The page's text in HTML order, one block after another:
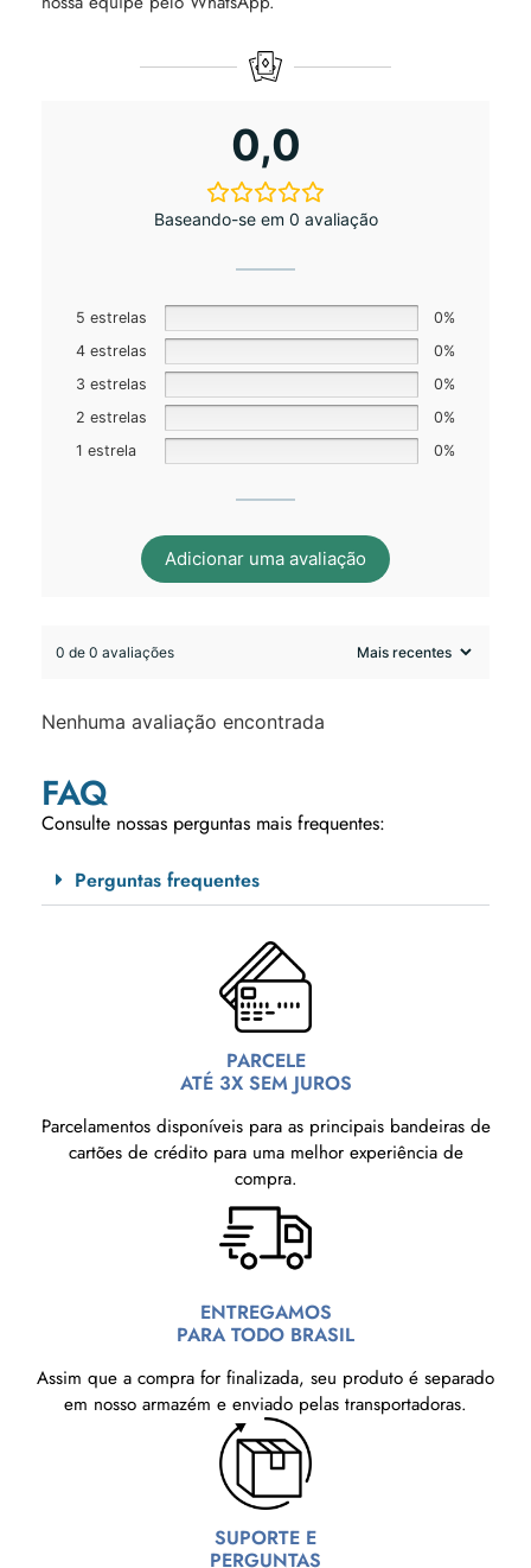
0,0
Baseando-se em 0 avaliação
5 estrelas
0%
4 estrelas
0%
3 estrelas
0%
2 estrelas
0%
1 estrela
0%
Adicionar uma avaliação
0 de 0 avaliações
Nenhuma avaliação encontrada
FAQ
Consulte nossas perguntas mais frequentes:
Perguntas frequentes
PARCELE
ATÉ 3X SEM JUROS
Parcelamentos disponíveis para as principais bandeiras de
cartões de crédito para uma melhor experiência de
compra.
ENTREGAMOS
PARA TODO BRASIL
Assim que a compra for finalizada, seu produto é separado
em nosso armazém e enviado pelas transportadoras.
SUPORTE E
PERGUNTAS